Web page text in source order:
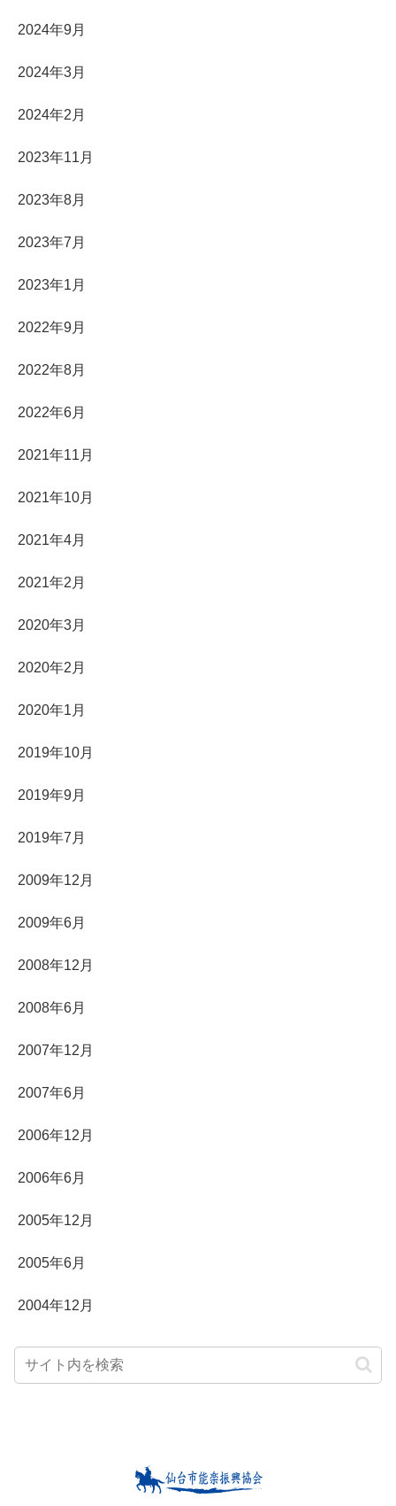
2024年9月
2024年3月
2024年2月
2023年11月
2023年8月
2023年7月
2023年1月
2022年9月
2022年8月
2022年6月
2021年11月
2021年10月
2021年4月
2021年2月
2020年3月
2020年2月
2020年1月
2019年10月
2019年9月
2019年7月
2009年12月
2009年6月
2008年12月
2008年6月
2007年12月
2007年6月
2006年12月
2006年6月
2005年12月
2005年6月
2004年12月